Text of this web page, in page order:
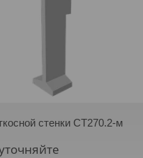
стенки СТ270.2-м